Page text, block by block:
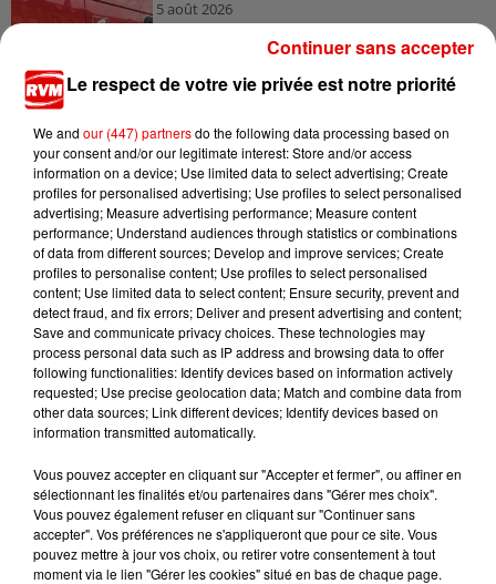
5 août 2026
Ardennes - 4 personnes transportées à l'hôpital
après une collision...
TITRES DIFFUSÉS
6h39
6h39
MARTIN GARRIX & ED
SHEERAN
Repeat It
6h34
6h34
ADELE CASTILLON
Ete Avec Toi
6h31
6h31
BIRDY
Skinny Love
Le respect de votre vie privée est notre priorité
We and our (447) partnersdo the following data processing based on
your consent and/or our legitimate interest: Store and/or access
information on a device; Use limited data to select advertising; Create
profiles for personalised advertising; Use profiles to select personalised
advertising; Measure advertising performance; Measure content
performance; Understand audiences through statistics or combinations
of data from different sources; Develop and improve services; Create
profiles to personalise content; Use profiles to select personalised
content; Use limited data to select content; Ensure security, prevent and
detect fraud, and fix errors; Deliver and present advertising and content;
Save and communicate privacy choices. These technologies may
process personal data such as IP address and browsing data to offer
following functionalities: Identify devices based on information actively
requested; Use precise geolocation data; Match and combine data from
other data sources; Link different devices; Identify devices based on
information transmitted automatically.
Vous pouvez accepter en cliquant sur "Accepter et fermer", ou affiner en
sélectionnant les finalités et/ou partenaires dans "Gérer mes choix".
Vous pouvez également refuser en cliquant sur "Continuer sans
accepter". Vos préférences ne s'appliqueront que pour ce site. Vous
pouvez mettre à jour vos choix, ou retirer votre consentement à tout
moment via le lien "Gérer les cookies" situé en bas de chaque page.
Continuer sans accepter